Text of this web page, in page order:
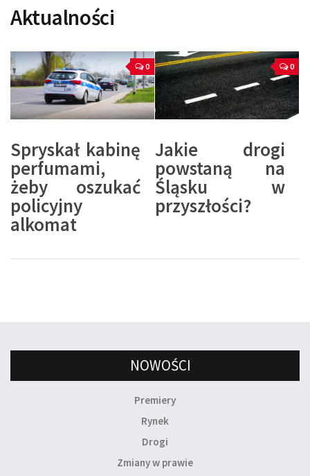
Aktualności
0
Spryskał kabinę
perfumami,
żeby oszukać
policyjny
alkomat
0
Jakie drogi
powstaną na
Śląsku w
przyszłości?
NOWOŚCI
Premiery
Rynek
Drogi
Zmiany w prawie